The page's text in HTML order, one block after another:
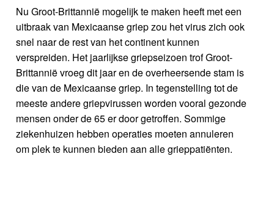
Nu Groot-Brittannië mogelijk te maken heeft met een
uitbraak van Mexicaanse griep zou het virus zich ook
snel naar de rest van het continent kunnen
verspreiden. Het jaarlijkse griepseizoen trof Groot-
Brittannië vroeg dit jaar en de overheersende stam is
die van de Mexicaanse griep. In tegenstelling tot de
meeste andere griepvirussen worden vooral gezonde
mensen onder de 65 er door getroffen. Sommige
ziekenhuizen hebben operaties moeten annuleren
om plek te kunnen bieden aan alle grieppatiënten.